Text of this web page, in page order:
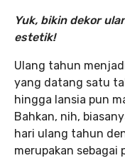
Yuk, bikin dekor
estetik!
Ulang tahun
yang datang satu
hingga lansia pun
Bahkan, nih,
hari ulang tahun
merupakan sebagai